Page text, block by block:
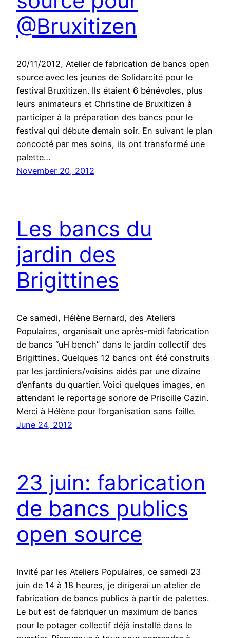
@Bruxitizen
20/11/2012, Atelier de fabrication de bancs open
source avec les jeunes de Solidarcité pour le
festival Bruxitizen. Ils étaient 6 bénévoles, plus
leurs animateurs et Christine de Bruxitizen à
participer à la préparation des bancs pour le
festival qui débute demain soir. En suivant le plan
concocté par mes soins, ils ont transformé une
palette…
November 20, 2012
Les bancs du
jardin des
Brigittines
Ce samedi, Hélène Bernard, des Ateliers
Populaires, organisait une après-midi fabrication
de bancs “uH bench” dans le jardin collectif des
Brigittines. Quelques 12 bancs ont été construits
par les jardiniers/voisins aidés par une dizaine
d’enfants du quartier. Voici quelques images, en
attendant le reportage sonore de Priscille Cazin.
Merci à Hélène pour l’organisation sans faille.
June 24, 2012
23 juin: fabrication
de bancs publics
open source
Invité par les Ateliers Populaires, ce samedi 23
juin de 14 à 18 heures, je dirigerai un atelier de
fabrication de bancs publics à partir de palettes.
Le but est de fabriquer un maximum de bancs
pour le potager collectif déjà installé dans le